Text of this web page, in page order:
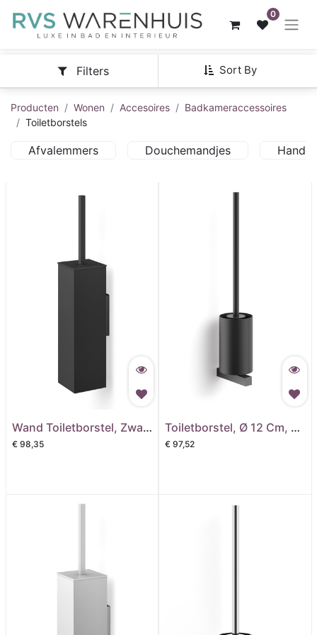
0
Sort By
Filters
Producten Wonen Accesoires
Badkameraccessoires
Toiletborstels
Afvalemmers Douchemandjes
Wand Toiletborstel, Zwart Carvo
€ 98,35
Toiletborstel, Ø 12 Cm, Zwart Carvo
€ 97,52